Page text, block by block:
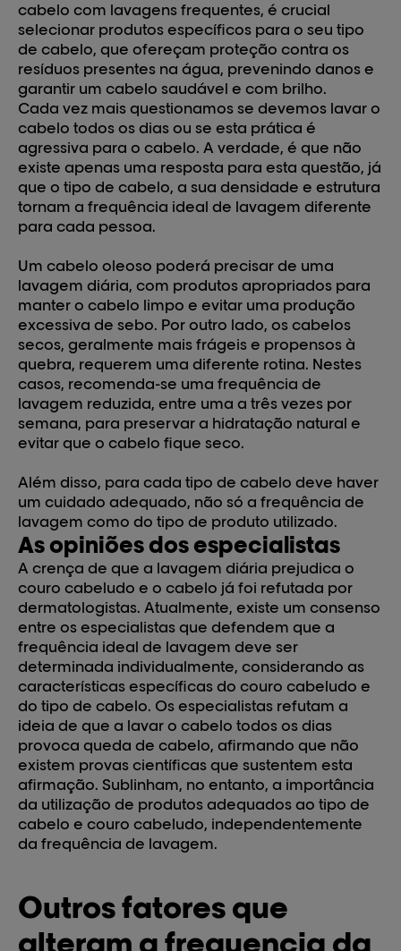
cabelo com lavagens frequentes, é crucial
selecionar produtos específicos para o seu tipo
de cabelo, que ofereçam proteção contra os
resíduos presentes na água, prevenindo danos e
garantir um cabelo saudável e com brilho.
Cada vez mais questionamos se devemos lavar o
cabelo todos os dias ou se esta prática é
agressiva para o cabelo. A verdade, é que não
existe apenas uma resposta para esta questão, já
que o tipo de cabelo, a sua densidade e estrutura
tornam a frequência ideal de lavagem diferente
para cada pessoa.
Um cabelo oleoso poderá precisar de uma
lavagem diária, com produtos apropriados para
manter o cabelo limpo e evitar uma produção
excessiva de sebo. Por outro lado, os cabelos
secos, geralmente mais frágeis e propensos à
quebra, requerem uma diferente rotina. Nestes
casos, recomenda-se uma frequência de
lavagem reduzida, entre uma a três vezes por
semana, para preservar a hidratação natural e
evitar que o cabelo fique seco.
Além disso, para cada tipo de cabelo deve haver
um cuidado adequado, não só a frequência de
lavagem como do tipo de produto utilizado.
As opiniões dos especialistas
A crença de que a lavagem diária prejudica o
couro cabeludo e o cabelo já foi refutada por
dermatologistas. Atualmente, existe um consenso
entre os especialistas que defendem que a
frequência ideal de lavagem deve ser
determinada individualmente, considerando as
características específicas do couro cabeludo e
do tipo de cabelo. Os especialistas refutam a
ideia de que a lavar o cabelo todos os dias
provoca queda de cabelo, afirmando que não
existem provas científicas que sustentem esta
afirmação. Sublinham, no entanto, a importância
da utilização de produtos adequados ao tipo de
cabelo e couro cabeludo, independentemente
da frequência de lavagem.
Outros fatores que
alteram a frequencia da